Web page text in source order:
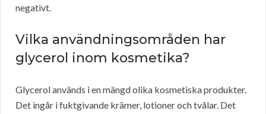
negativt.
Vilka användningsområden har
glycerol inom kosmetika?
Glycerol används i en mängd olika kosmetiska produkter.
Det ingår i fuktgivande krämer, lotioner och tvålar. Det